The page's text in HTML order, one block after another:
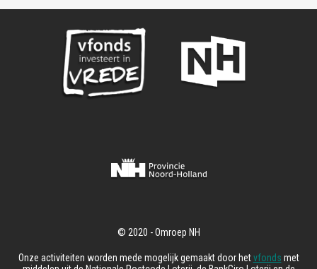
Onze activiteiten worden mede mogelijk gemaakt door hetvfonds met